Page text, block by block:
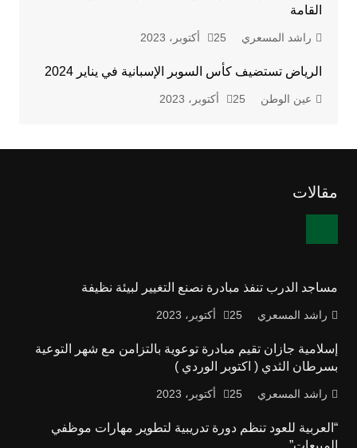
القامة
راشد المسعري 25 أكتوبر، 2023
الرياض تستضيف كأس السوبر الإسبانية في يناير 2024
عين الوطن 25 أكتوبر، 2023
مقالات
مساجد الدرب تنفذ مبادرة نصنع التغيير لبيئة نظيفة
راشد المسعري 25 أكتوبر، 2023
إسلامية جازان تقيم مبادرة توعوية بالتزامن مع شهر التوعية
بسرطان الثدي ( اكتوبر الوردي )
راشد المسعري 25 أكتوبر، 2023
“العربية للعود تنظم دورة تدريبية لتطوير مهارات موظفي
المبيعات”